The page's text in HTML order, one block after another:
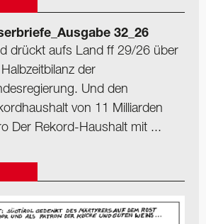
32_26
drückt aufs Land ff 29/26 über
der
Und den
von 11 Milliarden
Der Rekord-Haushalt mit ...